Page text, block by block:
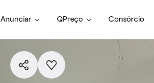
Anunciar QPreço Consórcio